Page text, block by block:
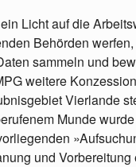
Licht auf die
Behörden
sammeln und
weitere
Vierlande
Munde
und